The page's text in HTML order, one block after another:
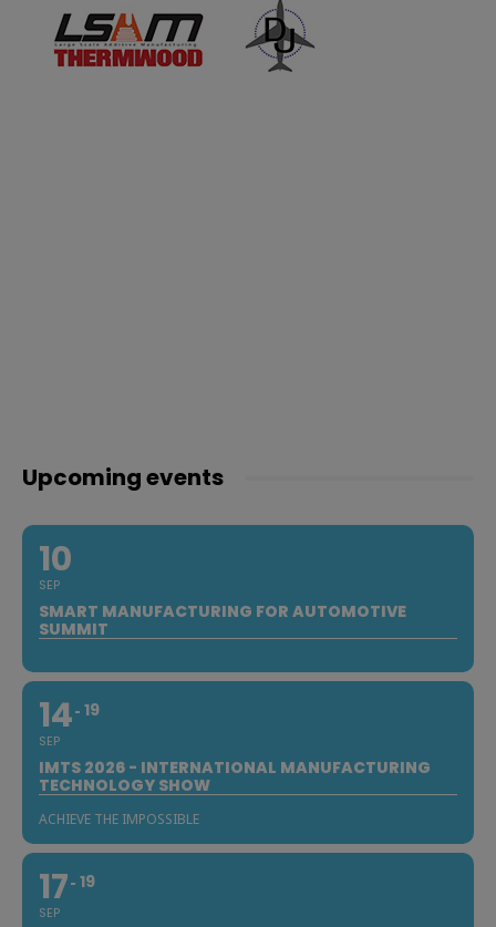
Upcoming events
10
SEP
SMART MANUFACTURING FOR AUTOMOTIVE
SUMMIT
14
SEP
19
IMTS 2026 - INTERNATIONAL MANUFACTURING
TECHNOLOGY SHOW
ACHIEVE THE IMPOSSIBLE
17
SEP
19